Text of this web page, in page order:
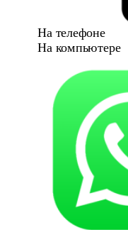
На телефоне
На компьютере